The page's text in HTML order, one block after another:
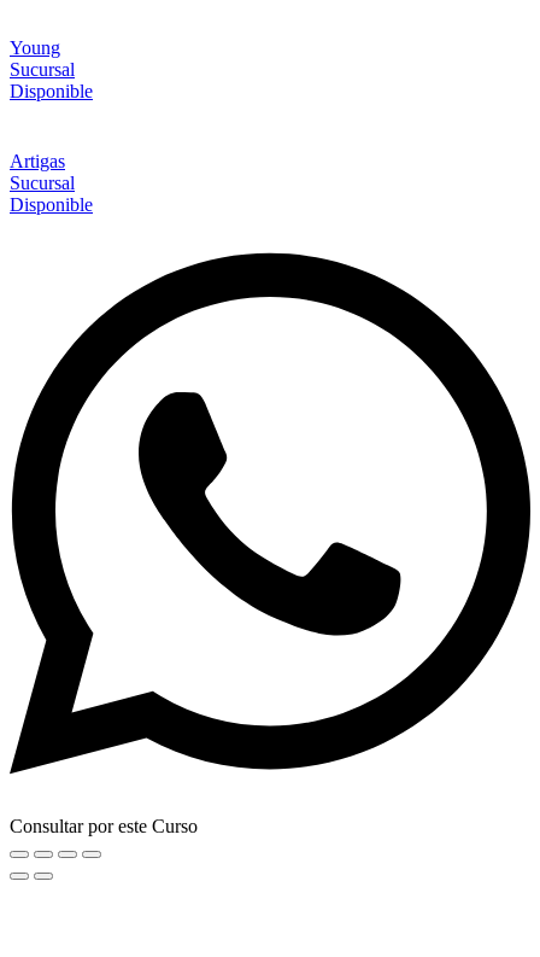
Young
Sucursal
Disponible
Artigas
Sucursal
Disponible
Consultar por este Curso